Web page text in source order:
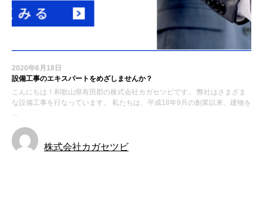
2020年6月18日
設備工事のエキスパートをめざしませんか？
こんにちは！和歌山県有田郡の株式会社カガセツビです。 弊社はさまざま
な設備工事を行なっています。 私たちは、平成18年9月の創業以来、建物を
…
株式会社カガセツビ